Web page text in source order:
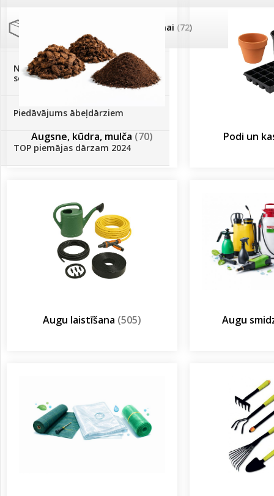
Palīglīdzekļi augu audzēšanai (72)
Klientu Diena
Novatec - izcils mēslošanai arī
sezonas otrajā pusē!
Piedāvājums ābeļdārziem
TOP piemājas dārzam 2024
Augsne, kūdra, mulča (70) Podi un
Augu laistīšana (505) Augu